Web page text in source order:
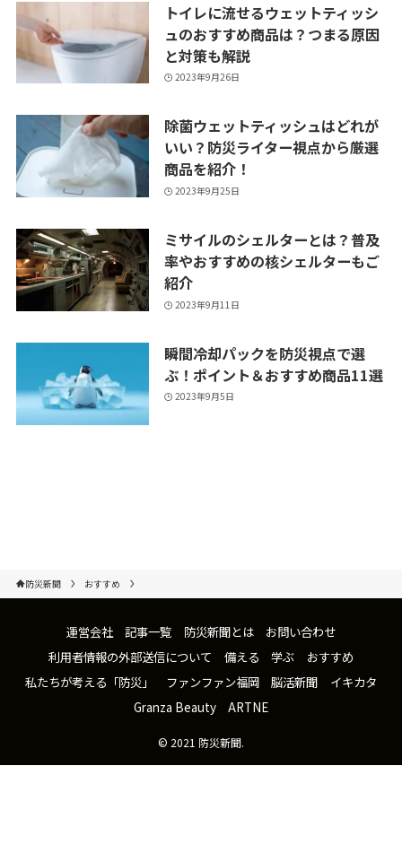
トイレに流せるウェットティッシ
ュのおすすめ商品は？つまる原因
と対策も解説
2023年9月26日
除菌ウェットティッシュはどれが
いい？防災ライター視点から厳選
商品を紹介！
2023年9月25日
ミサイルのシェルターとは？普及
率やおすすめの核シェルターもご
紹介
2023年9月11日
瞬間冷却パックを防災視点で選
ぶ！ポイント＆おすすめ商品11選
2023年9月5日
防災新聞 おすすめ
運営会社 記事一覧 防災新聞とは
お問い合わせ
利用者情報の外部送信について
備える 学ぶ
おすすめ
私たちが考える「防災」
ファンファン福岡 脳活新聞
イキカタ
Granza Beauty
ARTNE
© 2021 防災新聞.